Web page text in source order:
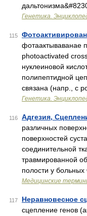
Генетика.
115
фотаактываванае
photoactivated
нуклеиновой
полипептидной
связана (напр., с
Генетика.
116 Адгезия,
различных
поверхностей
соединительной
травмированной
полости у больных
Медицинские
117 Неравновесное
cцепление генов